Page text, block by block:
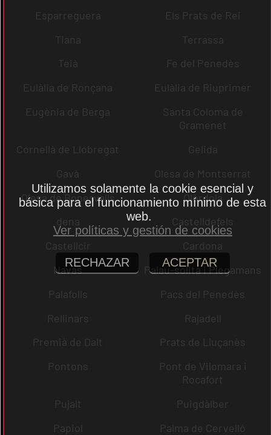
Esparreguera
Els Prats de Rei
Tiana
Terrassa
Teià
Fe del Penedès
Eulàlia de Ronçana
Eulàlia de Riuprimer
Eugènia de Berga
Santa Coloma de
Gramenet
Cornellà de Llobregat
Gelida
Gavà
Olesa de Montserrat
Olesa de Bonesvalls
Olèrdola
dena
Castelldefels
Castellcir
Cardona
Navas
Palau-solità i Plegamans
Palafolls
Pacs del Penedès
Rellinars
Rajadell
Premià de Dalt
Prats de Lluçanès
Pontons
Pont de Vilomara i
Rocafort
Pujalt
Puigdàlber
Papiol
Palma de Cervelló
Utilizamos solamente la cookie esencial y
básica para el funcionamiento mínimo de esta
web.
Ver políticas y gestión de cookies
RECHAZAR ACEPTAR